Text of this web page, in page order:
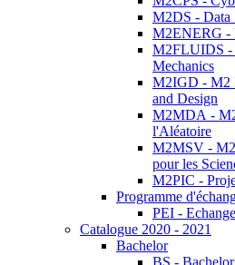
M2DS - Data
M2ENERG -
M2FLUIDS -
Mechanics
M2IGD - M2
and Design
M2MDA -
l'Aléatoire
M2MSV -
pour les
M2PIC -
Programme
PEI -
Catalogue 2020 - 2021
Bachelor
BS -